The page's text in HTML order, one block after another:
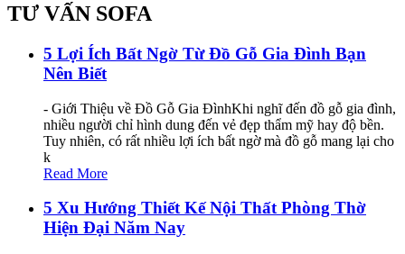
TƯ VẤN SOFA
5 Lợi Ích Bất Ngờ Từ Đồ Gỗ Gia Đình Bạn
Nên Biết
- Giới Thiệu về Đồ Gỗ Gia ĐìnhKhi nghĩ đến đồ gỗ gia đình,
nhiều người chỉ hình dung đến vẻ đẹp thẩm mỹ hay độ bền.
Tuy nhiên, có rất nhiều lợi ích bất ngờ mà đồ gỗ mang lại cho
k
Read More
5 Xu Hướng Thiết Kế Nội Thất Phòng Thờ
Hiện Đại Năm Nay